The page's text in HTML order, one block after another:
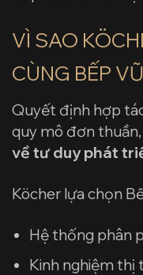
VÌ SAO
CÙNG BẾP
Quyết định hợp
quy mô đơn
về tư duy phát
Köcher lựa chọn
Hệ thống phân
Kinh nghiệm thị